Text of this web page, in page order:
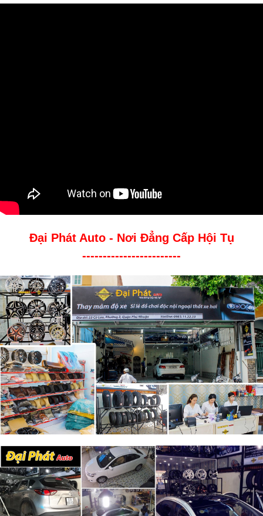
Đại Phát Auto - Nơi Đẳng Cấp Hội Tụ
------------------------